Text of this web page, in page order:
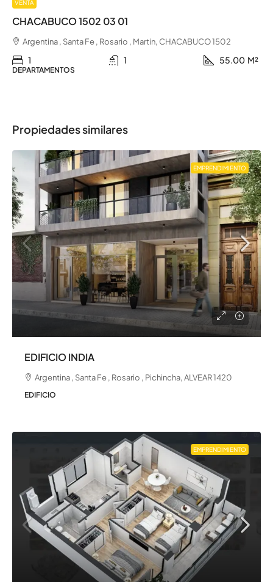
VENTA
CHACABUCO 1502 03 01
Argentina , Santa Fe , Rosario , Martin, CHACABUCO 1502
1 1 55.00 M²
DEPARTAMENTOS
Propiedades similares
EMPRENDIMIENTO
EDIFICIO INDIA
Argentina , Santa Fe , Rosario , Pichincha, ALVEAR 1420
EDIFICIO
EMPRENDIMIENTO